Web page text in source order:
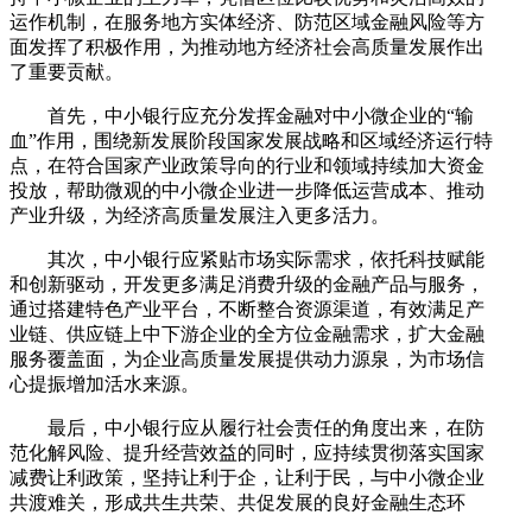
运作机制，在服务地方实体经济、防范区域金融风险等方
面发挥了积极作用，为推动地方经济社会高质量发展作出
了重要贡献。
首先，中小银行应充分发挥金融对中小微企业的“输
血”作用，围绕新发展阶段国家发展战略和区域经济运行特
点，在符合国家产业政策导向的行业和领域持续加大资金
投放，帮助微观的中小微企业进一步降低运营成本、推动
产业升级，为经济高质量发展注入更多活力。
其次，中小银行应紧贴市场实际需求，依托科技赋能
和创新驱动，开发更多满足消费升级的金融产品与服务，
通过搭建特色产业平台，不断整合资源渠道，有效满足产
业链、供应链上中下游企业的全方位金融需求，扩大金融
服务覆盖面，为企业高质量发展提供动力源泉，为市场信
心提振增加活水来源。
最后，中小银行应从履行社会责任的角度出来，在防
范化解风险、提升经营效益的同时，应持续贯彻落实国家
减费让利政策，坚持让利于企，让利于民，与中小微企业
共渡难关，形成共生共荣、共促发展的良好金融生态环